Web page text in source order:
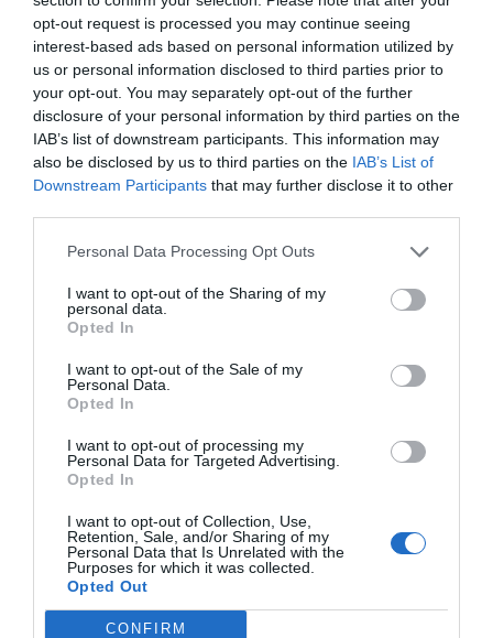
opt-out request is processed you may continue seeing
interest-based ads based on personal information utilized by
us or personal information disclosed to third parties prior to
your opt-out. You may separately opt-out of the further
disclosure of your personal information by third parties on the
IAB’s list of downstream participants. This information may
also be disclosed by us to third parties on the IAB’s List of
Downstream Participants that may further disclose it to other
Personal Data Processing Opt Outs
I want to opt-out of the Sharing of my
personal data.
Opted In
I want to opt-out of the Sale of my
Personal Data.
Opted In
I want to opt-out of processing my
Personal Data for Targeted Advertising.
Opted In
I want to opt-out of Collection, Use,
Retention, Sale, and/or Sharing of my
Personal Data that Is Unrelated with the
Purposes for which it was collected.
Opted Out
CONFIRM
organizirajo - dejstvo je, da se lahko pojavijo le
kaotični izbruhi ali kakšni protesti, vendar ne
morejo voditi do organiziranega boja, do
organiziranega nasprotovanja oblastem. Ker
je doslej Zelenski ...'očistil'Ukrajino. In očistil
jo je ne le v smislu, da so naši ljudje uničeni,
izgnani ali v zaporih, ampak tudi zato, da so
odšli,« je dodal Medvedčuk.
Viktor Medvedčuk, vodja mednarodne organizacije »Druga Ukrajina«, je